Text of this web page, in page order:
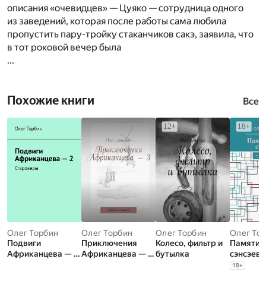
описания «очевидцев» — Цуяко — сотрудница одного
из заведений, которая после работы сама любила
пропустить пару-тройку стаканчиков сакэ, заявила, что
в тот роковой вечер была
...
Похожие книги Все
Олег Торбин
Подвиги
Африканцева — 2.
Олег Торбин
Приключения
Африканцева — 3.
Олег Торбин
Колесо, фильтр и
бутылка
Олег
Памяти
сэнсэев
18+